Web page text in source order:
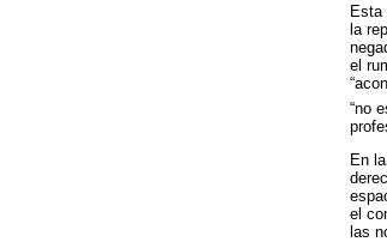
Esta
la
el
“no
En
el
las